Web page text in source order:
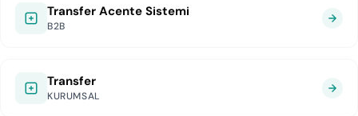
Transfer Acente Sistemi
B2B
Transfer
KURUMSAL